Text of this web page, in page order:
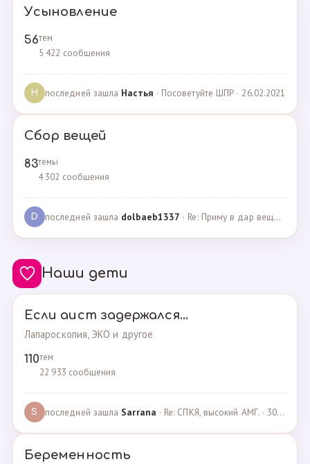
Усыновление
56тем
5 422 сообщения
Н последней зашла Настья · Посоветуйте ШПР · 26.02.2021
Сбор вещей
83темы
4 302 сообщения
D последней зашла dolbaeb1337 · Re: Приму в дар вещи на новорождённую девочку · 13.12.2024
Наши дети
Если аист задержался...
Лапароскопия, ЭКО и другое
110тем
22 933 сообщения
S последней зашла Sarrana · Re: СПКЯ, высокий АМГ. · 30.04.2025
Беременность